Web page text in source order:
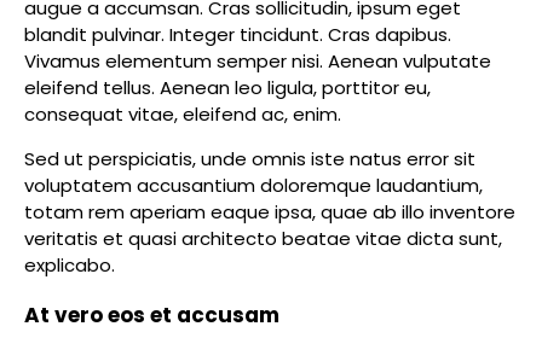
augue a accumsan. Cras sollicitudin, ipsum eget
blandit pulvinar. Integer tincidunt. Cras dapibus.
Vivamus elementum semper nisi. Aenean vulputate
eleifend tellus. Aenean leo ligula, porttitor eu,
consequat vitae, eleifend ac, enim.
Sed ut perspiciatis, unde omnis iste natus error sit
voluptatem accusantium doloremque laudantium,
totam rem aperiam eaque ipsa, quae ab illo inventore
veritatis et quasi architecto beatae vitae dicta sunt,
explicabo.
At vero eos et accusam